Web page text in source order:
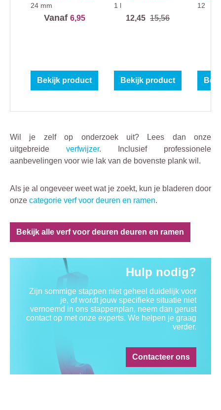
24 mm
Vanaf 6,95
Bekijk product
1 l
12,45 15,56
Bekijk product
12
Wil je zelf op onderzoek uit? Lees dan onze
uitgebreide verfwijzer. Inclusief professionele
aanbevelingen voor wie lak van de bovenste plank wil.
Als je al ongeveer weet wat je zoekt, kun je bladeren door
onze categorie verf voor deuren en ramen.
Bekijk alle verf voor deuren deuren en ramen
Hulp nodig?
Zijn sommige stappen niet geheel duidelijk voor
je, of wordt jouw specifieke situatie niet
vernoemd in ons stappenplan, neem dan gerust
contact op met onze experts. We helpen je graag
verder.
Contacteer ons